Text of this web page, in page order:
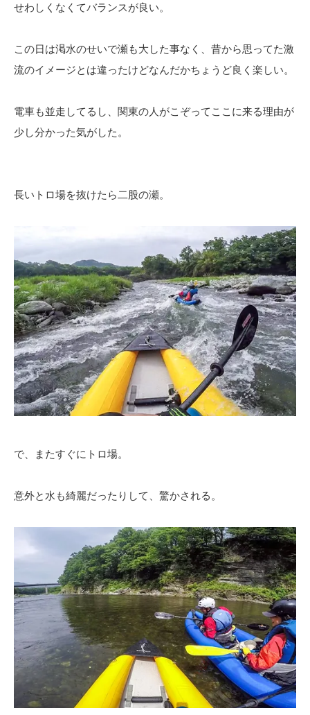
せわしくなくてバランスが良い。
この日は渇水のせいで瀬も大した事なく、昔から思ってた激
流のイメージとは違ったけどなんだかちょうど良く楽しい。
電車も並走してるし、関東の人がこぞってここに来る理由が
少し分かった気がした。
長いトロ場を抜けたら二股の瀬。
で、またすぐにトロ場。
意外と水も綺麗だったりして、驚かされる。